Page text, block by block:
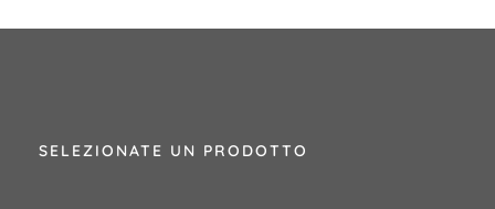
SELEZIONATE UN PRODOTTO